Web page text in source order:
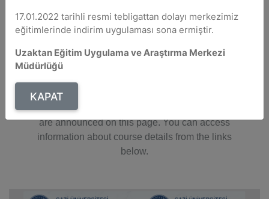
17.01.2022 tarihli resmi tebligattan dolayı merkezimiz
eğitimlerinde indirim uygulaması sona ermiştir.
Uzaktan Eğitim Uygulama ve Araştırma Merkezi
Müdürlüğü
KAPAT
Applications for our certificate program
organized in cooperation with
Research Center (GUZEM)
Writing Application and Research Center
are announced on this page. You can access
information about course details from the links
below.